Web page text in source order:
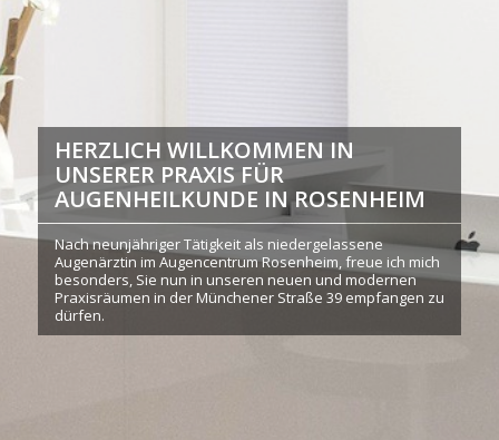
HERZLICH WILLKOMMEN IN
UNSERER PRAXIS FÜR
AUGENHEILKUNDE IN ROSENHEIM
Nach neunjähriger Tätigkeit als niedergelassene
Augenärztin im Augencentrum Rosenheim, freue ich mich
besonders, Sie nun in unseren neuen und modernen
Praxisräumen in der Münchener Straße 39 empfangen zu
dürfen.